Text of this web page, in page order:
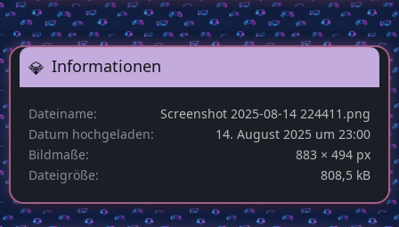
Informationen
Dateiname
Screenshot 2025-08-14 224411.png
Datum hochgeladen
14. August 2025 um 23:00
Bildmaße
883 × 494 px
Dateigröße
808,5 kB